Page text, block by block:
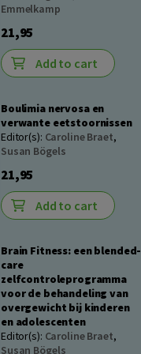
Emmelkamp
21,95
Add to cart
Boulimia nervosa en
verwante eetstoornissen
Editor(s): Caroline Braet,
Susan Bögels
21,95
Add to cart
Brain Fitness: een blended-
care
zelfcontroleprogramma
voor de behandeling van
overgewicht bij kinderen
en adolescenten
Editor(s): Caroline Braet,
Susan Bögels